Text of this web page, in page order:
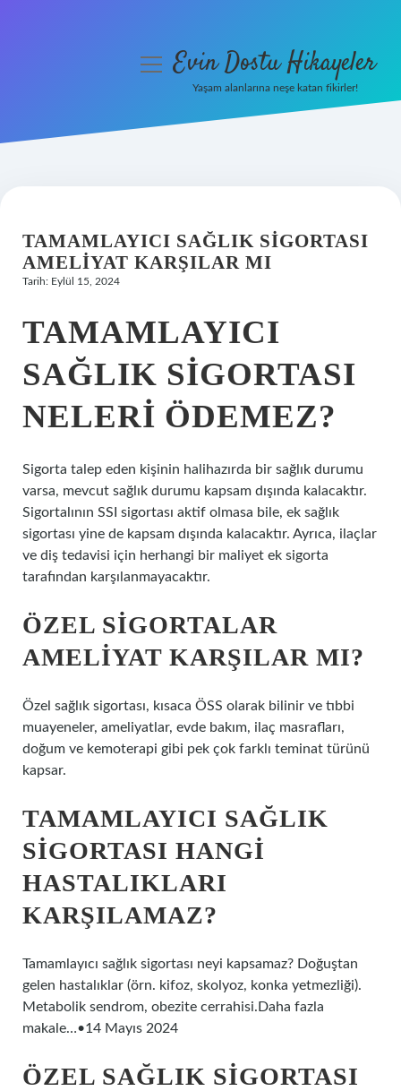
Hakkımızda
menüyüEvin Dostu Hikayeler
Yaşam alanlarına neşe katan fikirler!
TAMAMLAYICI SAĞLIK SIGORTASI
AMELIYAT KARŞILAR MI
Tarih: Eylül 15, 2024
TAMAMLAYICI
SAĞLIK SIGORTASI
NELERI ÖDEMEZ?
Sigorta talep eden kişinin halihazırda bir sağlık durumu
varsa, mevcut sağlık durumu kapsam dışında kalacaktır.
Sigortalının SSI sigortası aktif olmasa bile, ek sağlık
sigortası yine de kapsam dışında kalacaktır. Ayrıca, ilaçlar
ve diş tedavisi için herhangi bir maliyet ek sigorta
tarafından karşılanmayacaktır.
ÖZEL SIGORTALAR
AMELIYAT KARŞILAR MI?
Özel sağlık sigortası, kısaca ÖSS olarak bilinir ve tıbbi
muayeneler, ameliyatlar, evde bakım, ilaç masrafları,
doğum ve kemoterapi gibi pek çok farklı teminat türünü
kapsar.
TAMAMLAYICI SAĞLIK
SIGORTASI HANGI
HASTALIKLARI
KARŞILAMAZ?
Tamamlayıcı sağlık sigortası neyi kapsamaz? Doğuştan
gelen hastalıklar (örn. kifoz, skolyoz, konka yetmezliği).
Metabolik sendrom, obezite cerrahisi.Daha fazla
makale…•14 Mayıs 2024
ÖZEL SAĞLIK SIGORTASI